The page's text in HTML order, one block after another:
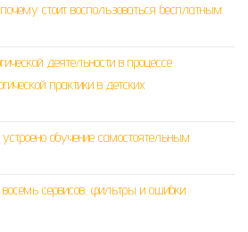
стоит воспользоваться бесплатным
деятельности в процессе
практики в детских
обучение самостоятельным
сервисов, фильтры и ошибки